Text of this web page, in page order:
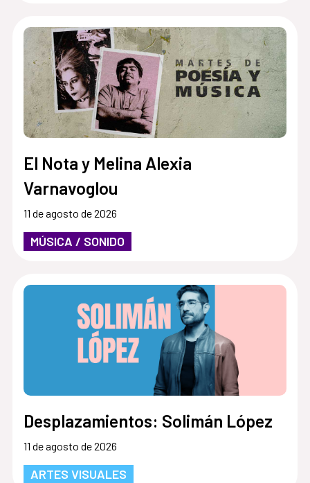
El Nota y Melina Alexia
Varnavoglou
11 de agosto de 2026
MÚSICA / SONIDO
Desplazamientos: Solimán López
11 de agosto de 2026
ARTES VISUALES